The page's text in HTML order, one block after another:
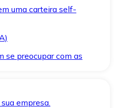
uma carteira self-
se preocupar com as
empresa.